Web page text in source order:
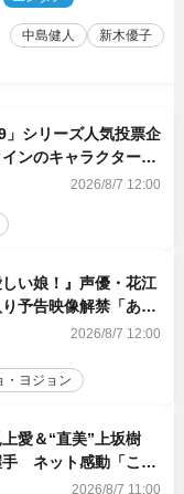
中島健人 新木優子
シリーズ人気投票企
ンのキャラクター＆
ラストを制作2026/8/7 12:00
い娘！』声優・花江
予告映像解禁「あふ
らない！」2026/8/7 12:00
・ヨジョン
愛＆“直美”上坂樹
手 ネット感動「この
」
2026/8/7 11:00